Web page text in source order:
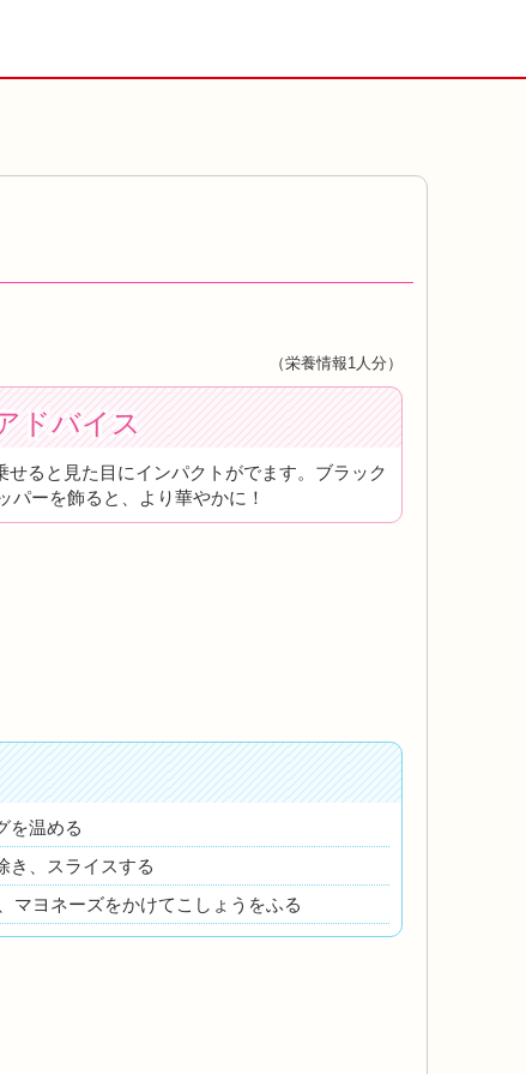
（栄養情報1人分）
ドバイス
せると見た目にインパクトがでます。ブラック
パーを飾ると、より華やかに！
を温める
き、スライスする
マヨネーズをかけてこしょうをふる